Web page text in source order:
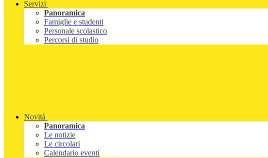
Servizi
Panoramica
Famiglie e studenti
Personale scolastico
Percorsi di studio
Novità
Panoramica
Le notizie
Le circolari
Calendario eventi